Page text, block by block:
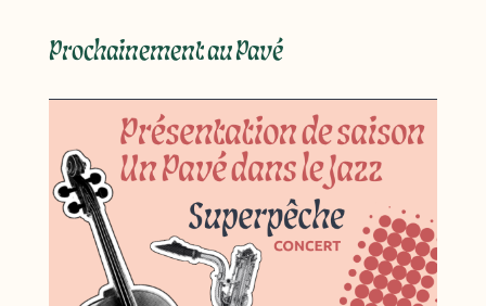
Prochainement au Pavé